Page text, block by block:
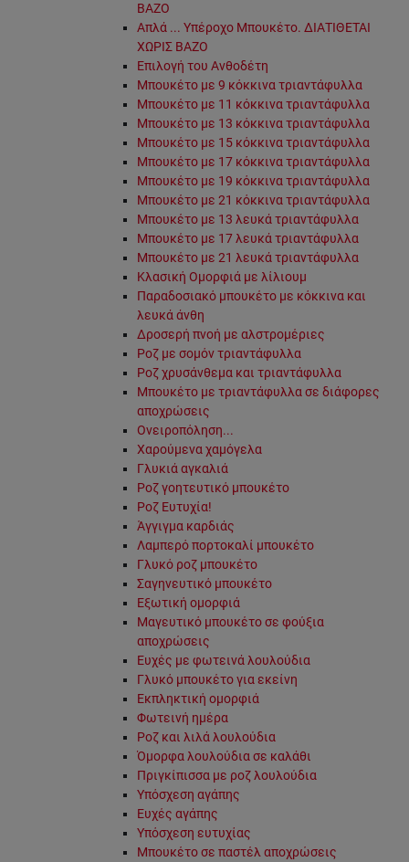
ΒΑΖΟ
Απλά ... Υπέροχο Μπουκέτο. ΔΙΑΤΙΘΕΤΑΙ
ΧΩΡΙΣ ΒΑΖΟ
Επιλογή του Ανθοδέτη
Μπουκέτο με 9 κόκκινα τριαντάφυλλα
Μπουκέτο με 11 κόκκινα τριαντάφυλλα
Μπουκέτο με 13 κόκκινα τριαντάφυλλα
Μπουκέτο με 15 κόκκινα τριαντάφυλλα
Μπουκέτο με 17 κόκκινα τριαντάφυλλα
Μπουκέτο με 19 κόκκινα τριαντάφυλλα
Μπουκέτο με 21 κόκκινα τριαντάφυλλα
Μπουκέτο με 13 λευκά τριαντάφυλλα
Μπουκέτο με 17 λευκά τριαντάφυλλα
Μπουκέτο με 21 λευκά τριαντάφυλλα
Κλασική Ομορφιά με λίλιουμ
Παραδοσιακό μπουκέτο με κόκκινα και
λευκά άνθη
Δροσερή πνοή με αλστρομέριες
Ροζ με σομόν τριαντάφυλλα
Ροζ χρυσάνθεμα και τριαντάφυλλα
Μπουκέτο με τριαντάφυλλα σε διάφορες
αποχρώσεις
Ονειροπόληση...
Χαρούμενα χαμόγελα
Γλυκιά αγκαλιά
Ροζ γοητευτικό μπουκέτο
Ροζ Ευτυχία!
Άγγιγμα καρδιάς
Λαμπερό πορτοκαλί μπουκέτο
Γλυκό ροζ μπουκέτο
Σαγηνευτικό μπουκέτο
Εξωτική ομορφιά
Μαγευτικό μπουκέτο σε φούξια
αποχρώσεις
Ευχές με φωτεινά λουλούδια
Γλυκό μπουκέτο για εκείνη
Εκπληκτική ομορφιά
Φωτεινή ημέρα
Ροζ και λιλά λουλούδια
Όμορφα λουλούδια σε καλάθι
Πριγκίπισσα με ροζ λουλούδια
Υπόσχεση αγάπης
Ευχές αγάπης
Υπόσχεση ευτυχίας
Μπουκέτο σε παστέλ αποχρώσεις